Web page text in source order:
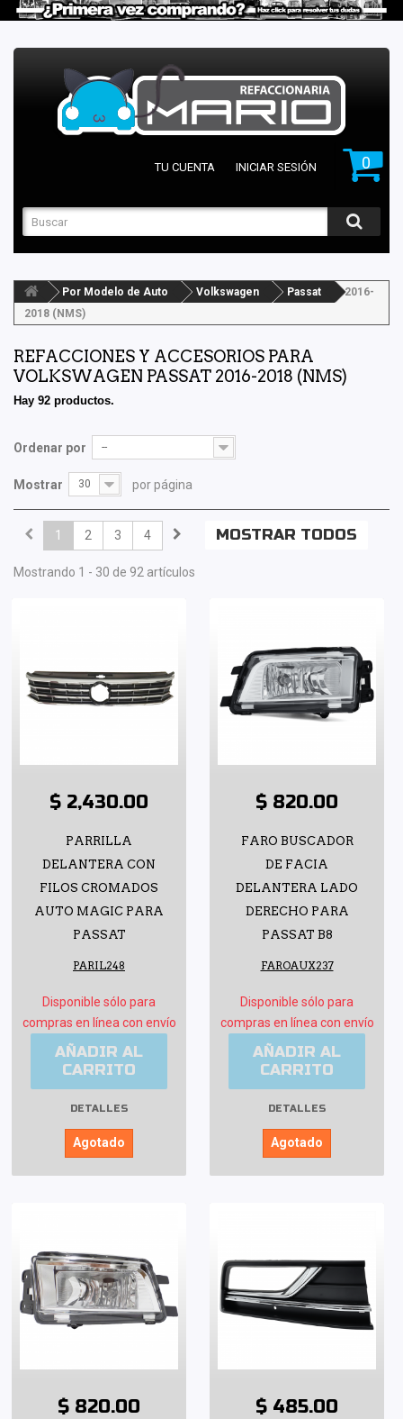
0
TU CUENTA INICIAR SESIÓN
Por Modelo de Auto Volkswagen Passat
2016-
2018 (NMS)
REFACCIONES Y ACCESORIOS PARA
VOLKSWAGEN PASSAT 2016-2018 (NMS)
Hay 92 productos.
Ordenar por --
Mostrar 30 por página
MOSTRAR TODOS
1 2 3 4
Mostrando 1 - 30 de 92 artículos
$ 2,430.00
PARRILLA
DELANTERA CON
FILOS CROMADOS
AUTO MAGIC PARA
PASSAT
PARIL248
Disponible sólo para
compras en línea con envío
AÑADIR AL
CARRITO
DETALLES
Agotado
$ 820.00
FARO BUSCADOR
DE FACIA
DELANTERA LADO
DERECHO PARA
PASSAT B8
FAROAUX237
Disponible sólo para
compras en línea con envío
AÑADIR AL
CARRITO
DETALLES
Agotado
$ 820.00 $ 485.00